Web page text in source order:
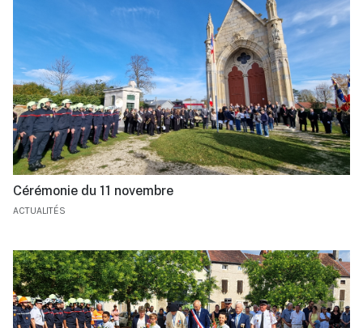
Cérémonie du 11 novembre
ACTUALITÉS